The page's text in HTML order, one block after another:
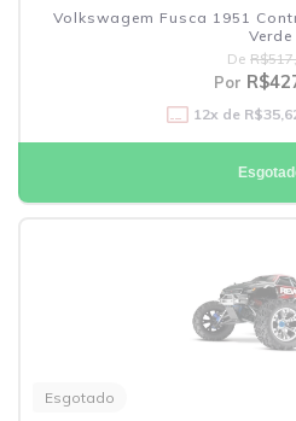
Volkswagem Fusca 1951
Verde
De
Por
12x de
Esgotado